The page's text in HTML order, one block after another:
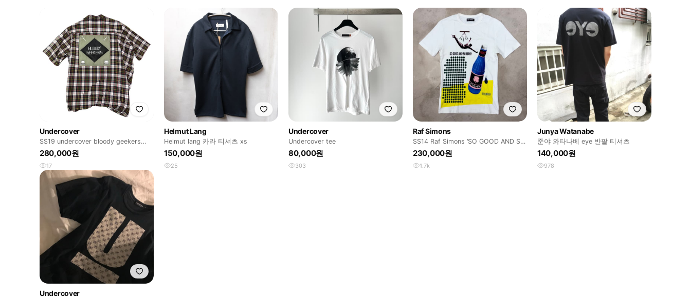
Undercover
SS19 undercover bloody geekers
shirts
280,000원
17
Helmut Lang
Helmut lang 카라 티셔츠 xs
150,000원
25
Undercover
Undercover tee
80,000원
303
Raf Simons
SS14 Raf Simons ‘SO GOOD AND SO
MANY’
230,000원
1.7k
Junya Watanabe
준야 와타나베 eye 반팔 티셔츠
140,000원
978
Undercover